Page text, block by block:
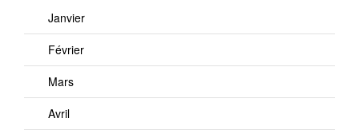
Janvier
Février
Mars
Avril